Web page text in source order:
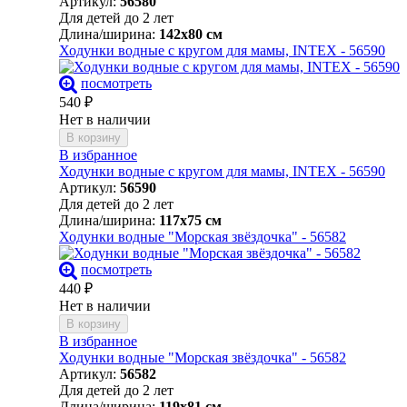
Для детей до 2 лет
Длина/ширина: 142х80 см
Ходунки водные с кругом для мамы, INTEX - 56590
посмотреть
540 ₽
Нет в наличии
В корзину
В избранное
Ходунки водные с кругом для мамы, INTEX - 56590
Артикул: 56590
Для детей до 2 лет
Длина/ширина: 117х75 см
Ходунки водные "Морская звёздочка" - 56582
посмотреть
440 ₽
Нет в наличии
В корзину
В избранное
Ходунки водные "Морская звёздочка" - 56582
Артикул: 56582
Для детей до 2 лет